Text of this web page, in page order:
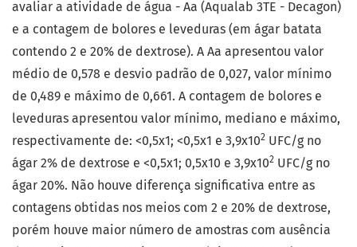
avaliar a atividade de água - Aa (Aqualab 3TE - Decagon)
e a contagem de bolores e leveduras (em ágar batata
contendo 2 e 20% de dextrose). A Aa apresentou valor
médio de 0,578 e desvio padrão de 0,027, valor mínimo
de 0,489 e máximo de 0,661. A contagem de bolores e
leveduras apresentou valor mínimo, mediano e máximo,
respectivamente de: <0,5x1; <0,5x1 e 3,9x102 UFC/g no
ágar 2% de dextrose e <0,5x1; 0,5x10 e 3,9x102 UFC/g no
ágar 20%. Não houve diferença significativa entre as
contagens obtidas nos meios com 2 e 20% de dextrose,
porém houve maior número de amostras com ausência